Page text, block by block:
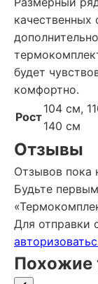
качественных
будет
комфортно.
Рост
104 см,
140 см
Отзывы
Отзывов пока
Будьте
Для отправки
Похожие